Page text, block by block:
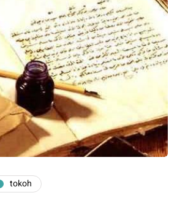
tokoh